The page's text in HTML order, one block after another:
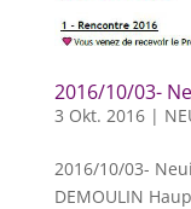
2016/10/03-
3 Okt. 2016|
2016/10/03-
DEMOULIN